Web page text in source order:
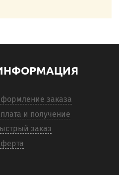
заказа
и получение
заказ